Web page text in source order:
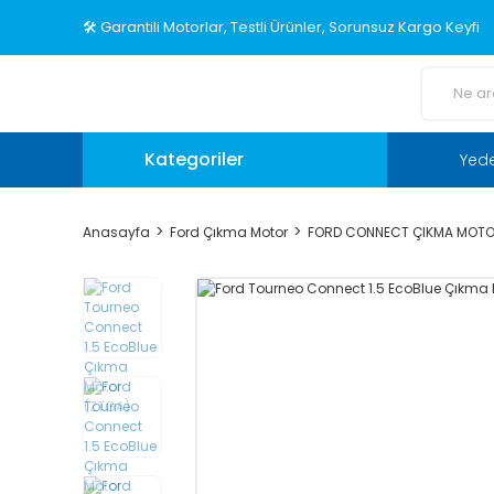
🛠️ Garantili Motorlar, Testli Ürünler, Sorunsuz Kargo Keyfi
Kategoriler
Anasayfa Ford Çıkma Motor FORD CONNECT ÇIKMA